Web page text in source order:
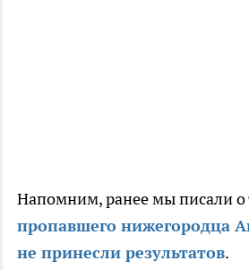
Напомним, ранее мы писали о
пропавшего нижегородца
не принесли результатов.